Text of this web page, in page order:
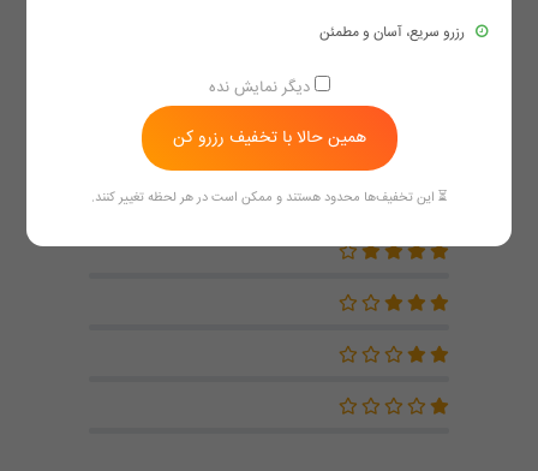
بر اساس 7 بازخورد
رزرو سریع، آسان و مطمئن
دیگر نمایش نده
همین حالا با تخفیف رزرو کن
⏳ این تخفیف‌ها محدود هستند و ممکن است در هر لحظه تغییر کنند.